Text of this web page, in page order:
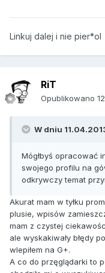
Linkuj dalej i nie pier*ol
RiT
Opublikowano
W dniu
Mógłbyś opracować
swojego profilu na
odkrywczy temat
Akurat mam w tyłku
plusie, wpisów
mam z czystej
ale wyskakiwały błędy
wlepiłem na G+.
A co do przęglądarki to